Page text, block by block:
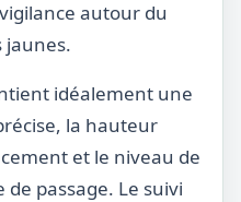
autour du
jaunes.
idéalement une
la hauteur
et le niveau de
passage. Le suivi